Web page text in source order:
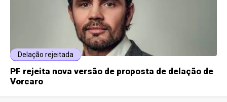
Delação rejeitada
PF rejeita nova versão de proposta de delação de
Vorcaro